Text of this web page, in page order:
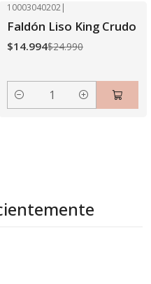
10003040202|
Faldón Liso King Crudo
$14.994$24.990
Cantidad